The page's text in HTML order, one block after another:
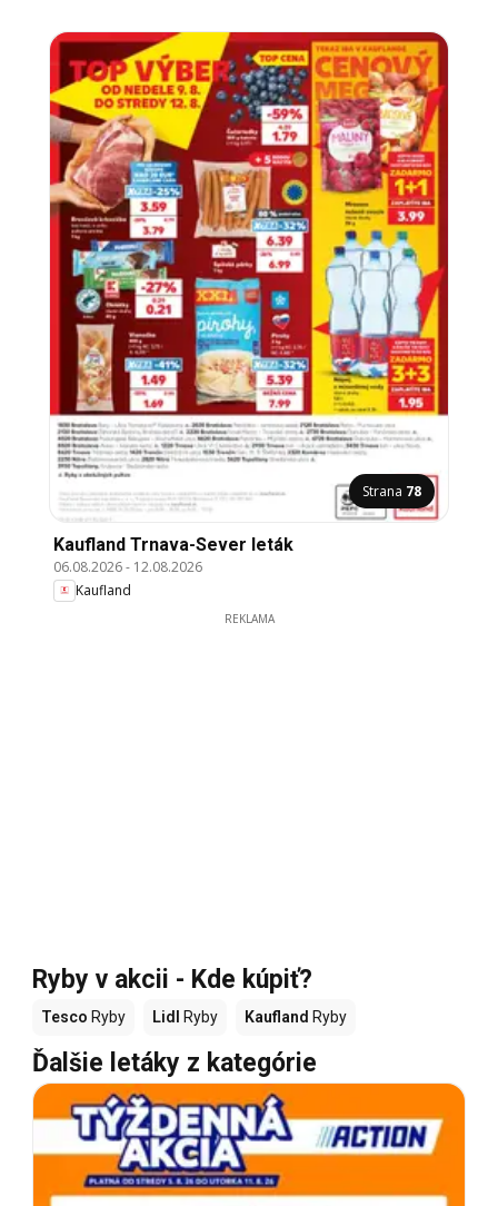
Strana 78
Kaufland Trnava-Sever leták
06.08.2026- 12.08.2026
Kaufland
REKLAMA
Ryby v akcii - Kde kúpiť?
Tesco Ryby Lidl Ryby Kaufland Ryby
Ďalšie letáky z kategórie